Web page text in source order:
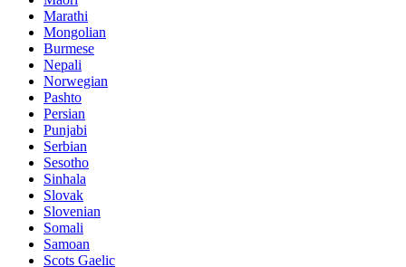
Marathi
Mongolian
Burmese
Nepali
Norwegian
Pashto
Persian
Punjabi
Serbian
Sesotho
Sinhala
Slovak
Slovenian
Somali
Samoan
Scots Gaelic